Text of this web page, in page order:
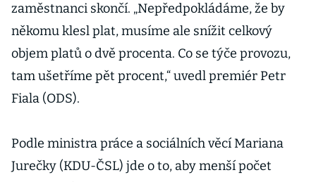
zaměstnanci skončí. „Nepředpokládáme, že by
někomu klesl plat, musíme ale snížit celkový
objem platů o dvě procenta. Co se týče provozu,
tam ušetříme pět procent,“ uvedl premiér Petr
Fiala (ODS).
Podle ministra práce a sociálních věcí Mariana
Jurečky (KDU-ČSL) jde o to, aby menší počet